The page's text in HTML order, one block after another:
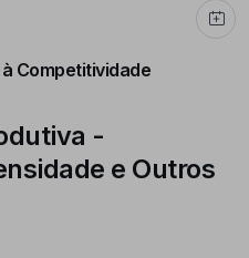
Competitividade
-
e Outros